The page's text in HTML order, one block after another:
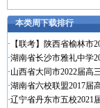
本类周下载排行
· 【联考】陕西省榆林市
·湖南省长沙市雅礼中学
·山西省大同市2022届高
·湖南省六校联盟2017届
·辽宁省丹东市五校2021